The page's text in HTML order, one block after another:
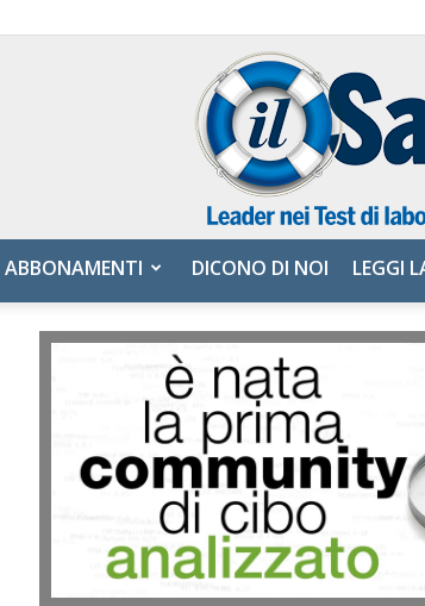
ABBONAMENTI DICONO DI NOI LEGGI